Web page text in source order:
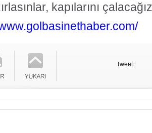
kapılarını
Tweet